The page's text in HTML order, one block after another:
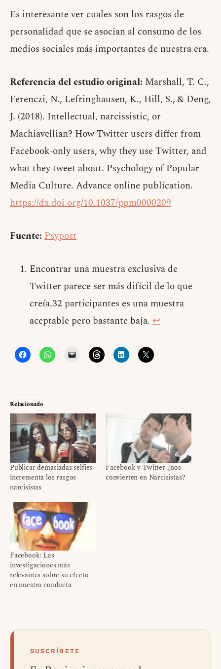
Es interesante ver cuales son los rasgos de
personalidad que se asocian al consumo de los
medios sociales más importantes de nuestra era.
Referencia del estudio original: Marshall, T. C.,
Ferenczi, N., Lefringhausen, K., Hill, S., & Deng,
J. (2018). Intellectual, narcissistic, or
Machiavellian? How Twitter users differ from
Facebook-only users, why they use Twitter, and
what they tweet about. Psychology of Popular
Media Culture. Advance online publication.
https://dx.doi.org/10.1037/ppm0000209
Fuente: Psypost
Encontrar una muestra exclusiva de
Twitter parece ser más difícil de lo que
creía.32 participantes es una muestra
aceptable pero bastante baja. ↩
Relacionado
Publicar demasiadas selfies
incrementa los rasgos
narcisistas
Facebook y Twitter ¿nos
convierten en Narcisistas?
Facebook: Las
investigaciones más
relevantes sobre su efecto
en nuestra conducta
SUSCRÍBETE